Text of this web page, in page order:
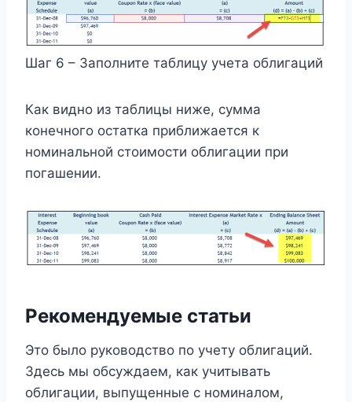
Шаг 6 – Заполните таблицу учета облигаций
Как видно из таблицы ниже, сумма
конечного остатка приближается к
номинальной стоимости облигации при
погашении.
Рекомендуемые статьи
Это было руководство по учету облигаций.
Здесь мы обсуждаем, как учитывать
облигации, выпущенные с номиналом,